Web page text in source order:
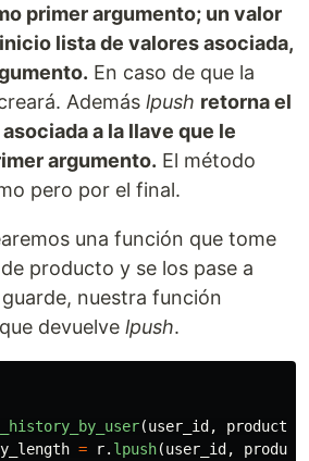
primer argumento; un valor
lista de valores asociada,
En caso de que la
Además lpush retorna el
a la llave que le
argumento. El método
pero por el final.
una función que tome
producto y se los pase a
nuestra función
devuelve lpush.
(user_id ,
= r. lpush(user_id ,